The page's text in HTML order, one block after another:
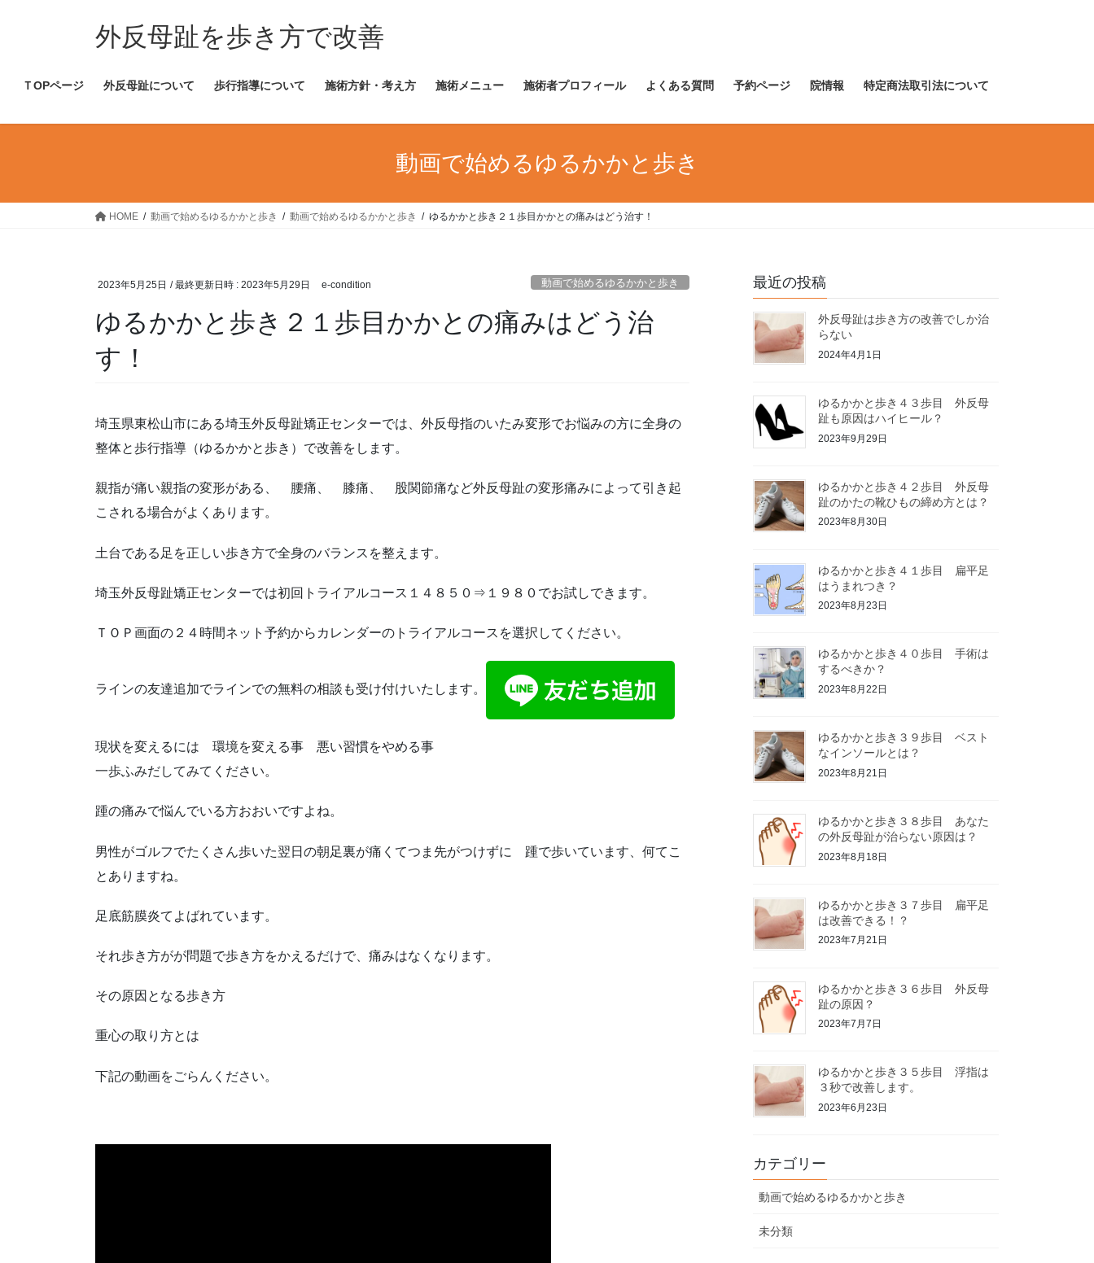
ス
ン
外反母趾を歩き方で改善
ＴOPページ 外反母趾について 歩行指導について 施術方針・考え方 施術メニュー 施術者プロフィール よくある質問 予約ページ 院情報 特定商法取引法について
動画で始めるゆるかかと歩き
HOME 動画で始めるゆるかかと歩き 動画で始めるゆるかかと歩き ゆるかかと歩き２１歩目かかとの痛みはどう治す！
2023年5月25日 / 最終更新日時 : 2023年5月29日 e-condition 動画で始めるゆるかかと歩き
ゆるかかと歩き２１歩目かかとの痛みはどう治
す！
埼玉県東松山市にある埼玉外反母趾矯正センターでは、外反母指のいたみ変形でお悩みの方に全身の
整体と歩行指導（ゆるかかと歩き）で改善をします。
親指が痛い親指の変形がある、 腰痛、 膝痛、 股関節痛など外反母趾の変形痛みによって引き起
こされる場合がよくあります。
土台である足を正しい歩き方で全身のバランスを整えます。
埼玉外反母趾矯正センターでは初回トライアルコース１４８５０⇒１９８０でお試しできます。
ＴＯＰ画面の２４時間ネット予約からカレンダーのトライアルコースを選択してください。
ラインの友達追加でラインでの無料の相談も受け付けいたします。
現状を変えるには 環境を変える事 悪い習慣をやめる事
一歩ふみだしてみてください。
踵の痛みで悩んでいる方おおいですよね。
男性がゴルフでたくさん歩いた翌日の朝足裏が痛くてつま先がつけずに 踵で歩いています、何てこ
とありますね。
足底筋膜炎てよばれています。
それ歩き方がが問題で歩き方をかえるだけで、痛みはなくなります。
その原因となる歩き方
重心の取り方とは
下記の動画をごらんください。
最近の投稿
外反母趾は歩き方の改善でしか治
らない
2024年4月1日
ゆるかかと歩き４３歩目 外反母
趾も原因はハイヒール？
2023年9月29日
ゆるかかと歩き４２歩目 外反母
趾のかたの靴ひもの締め方とは？
2023年8月30日
ゆるかかと歩き４１歩目 扁平足
はうまれつき？
2023年8月23日
ゆるかかと歩き４０歩目 手術は
するべきか？
2023年8月22日
ゆるかかと歩き３９歩目 ベスト
なインソールとは？
2023年8月21日
ゆるかかと歩き３８歩目 あなた
の外反母趾が治らない原因は？
2023年8月18日
ゆるかかと歩き３７歩目 扁平足
は改善できる！？
2023年7月21日
ゆるかかと歩き３６歩目 外反母
趾の原因？
2023年7月7日
ゆるかかと歩き３５歩目 浮指は
３秒で改善します。
2023年6月23日
カテゴリー
動画で始めるゆるかかと歩き
未分類